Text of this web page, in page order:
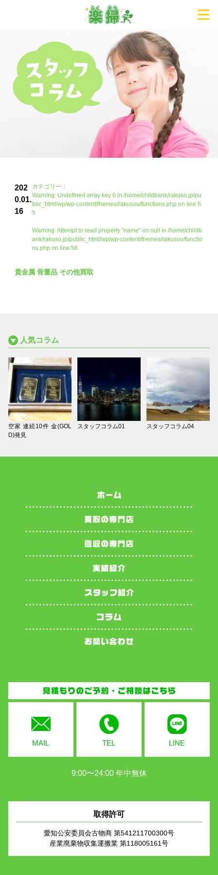
202
0.01.
16
カテゴリー：
Warning: Undefined array key 0 in /home/childbank/rakuso.jp/pu
blic_html/wp/wp-content/themes/rakusou/functions.phpon line 5
5
Warning: Attempt to read property "name" on null in /home/childb
ank/rakuso.jp/public_html/wp/wp-content/themes/rakusou/functio
ns.phpon line 56
貴金属 骨董品 その他買取
人気コラム
空家 連続10件 金(GOL
D)発見
スタッフコラム01 スタッフコラム04
MAIL TEL LINE
9:00〜24:00 年中無休
取得許可
愛知公安委員会古物商 第541211700300号
産業廃棄物収集運搬業 第118005161号